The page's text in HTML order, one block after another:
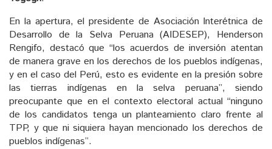
En la apertura, el presidente de Asociación Interétnica de
Desarrollo de la Selva Peruana (AIDESEP), Henderson
Rengifo, destacó que “los acuerdos de inversión atentan
de manera grave en los derechos de los pueblos indígenas,
y en el caso del Perú, esto es evidente en la presión sobre
las tierras indígenas en la selva peruana”, siendo
preocupante que en el contexto electoral actual “ninguno
de los candidatos tenga un planteamiento claro frente al
TPP, y que ni siquiera hayan mencionado los derechos de
pueblos indígenas”.